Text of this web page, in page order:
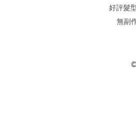
好評髮
無副